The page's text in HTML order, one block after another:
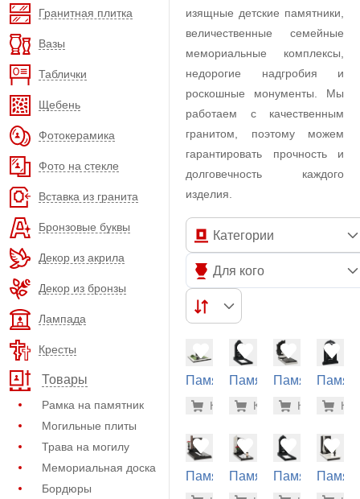
Гранитная плитка
Вазы
Таблички
Щебень
Фотокерамика
Фото на стекле
Вставка из гранита
Бронзовые буквы
Декор из акрила
Декор из бронзы
Лампада
Кресты
Товары
Рамка на памятник
Могильные плиты
Трава на могилу
Мемориальная доска
Бордюры
изящные детские памятники,
величественные семейные
мемориальные комплексы,
недорогие надгробия и
роскошные монументы. Мы
работаем с качественным
гранитом, поэтому можем
гарантировать прочность и
долговечность каждого
изделия.
Категории
Для кого
Памятник
гранита
-7%
Купить
Памятник
гранита
-7%
Купить
Памятник
гранита
-
Купить
ПамятникПамятникПамятник